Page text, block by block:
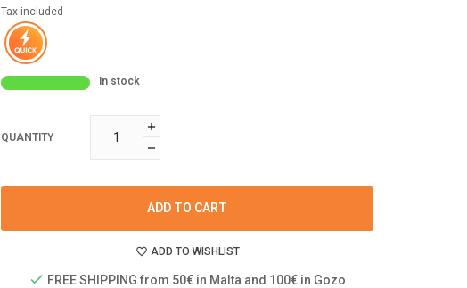
Tax included
In stock
QUANTITY
ADD TO CART
ADD TO WISHLIST
FREE SHIPPING from 50€ in Malta and 100€ in Gozo